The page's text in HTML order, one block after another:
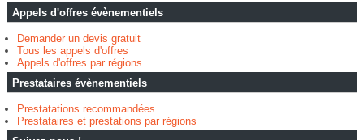
Appels d'offres évènementiels
Demander un devis gratuit
Tous les appels d'offres
Appels d'offres par régions
Prestataires évènementiels
Prestatations recommandées
Prestataires et prestations par régions